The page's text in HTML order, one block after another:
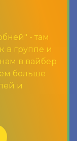
- там
в группе и
в вайбер
больше
и